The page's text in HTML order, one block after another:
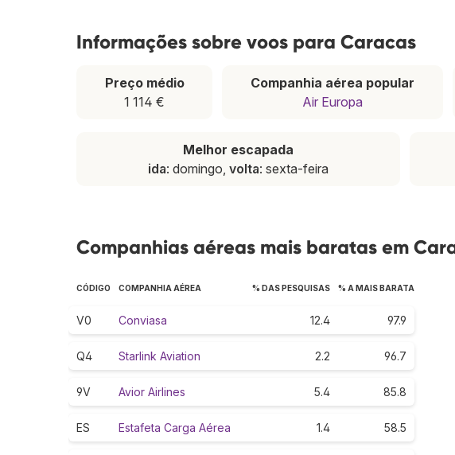
Informações sobre voos para Caracas
Preço médio
1 114 €
Companhia aérea popular
Air Europa
Melhor escapada
ida: domingo, volta: sexta-feira
Companhias aéreas mais baratas em
CÓDIGO COMPANHIA AÉREA % DAS PESQUISAS % A MAIS BARATA
V0 Conviasa 12.4 97.9
Q4 Starlink Aviation 2.2 96.7
9V Avior Airlines 5.4 85.8
ES Estafeta Carga Aérea 1.4 58.5